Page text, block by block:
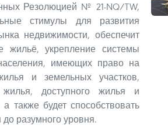
Резолюцией № 21-NQ/TW,
стимулы для развития
недвижимости, обеспечит
жильё, укрепление системы
имеющих право на
и земельных участков,
жилья, доступного жилья и
будет способствовать
разумного уровня.